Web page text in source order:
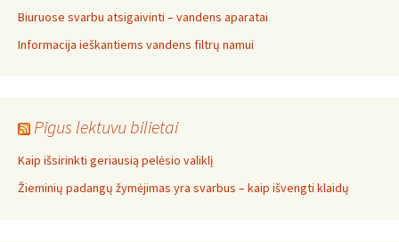
Biuruose svarbu atsigaivinti – vandens aparatai
Informacija ieškantiems vandens filtrų namui
Pigus lektuvu bilietai
Kaip išsirinkti geriausią pelėsio valiklį
Žieminių padangų žymėjimas yra svarbus – kaip išvengti klaidų